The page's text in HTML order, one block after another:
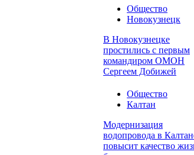
Общество
Новокузнецк
В Новокузнецке
простились с первым
командиром ОМОН
Сергеем Добижей
Общество
Калтан
Модернизация
водопровода в
повысит качество